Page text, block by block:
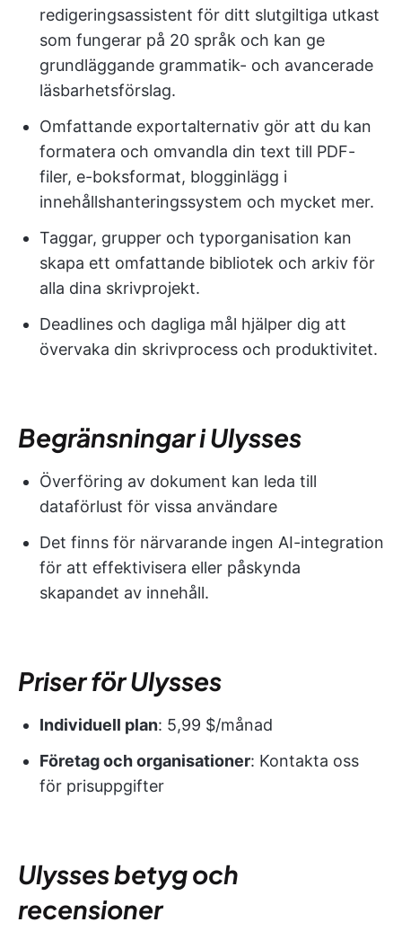
redigeringsassistent för ditt slutgiltiga utkast
som fungerar på 20 språk och kan ge
grundläggande grammatik- och avancerade
läsbarhetsförslag.
Omfattande exportalternativ gör att du kan
formatera och omvandla din text till PDF-
filer, e-boksformat, blogginlägg i
innehållshanteringssystem och mycket mer.
Taggar, grupper och typorganisation kan
skapa ett omfattande bibliotek och arkiv för
alla dina skrivprojekt.
Deadlines och dagliga mål hjälper dig att
övervaka din skrivprocess och produktivitet.
Begränsningar i Ulysses
Överföring av dokument kan leda till
dataförlust för vissa användare
Det finns för närvarande ingen AI-integration
för att effektivisera eller påskynda
skapandet av innehåll.
Priser för Ulysses
Individuell plan: 5,99 $/månad
Företag och organisationer: Kontakta oss
för prisuppgifter
Ulysses betyg och
recensioner